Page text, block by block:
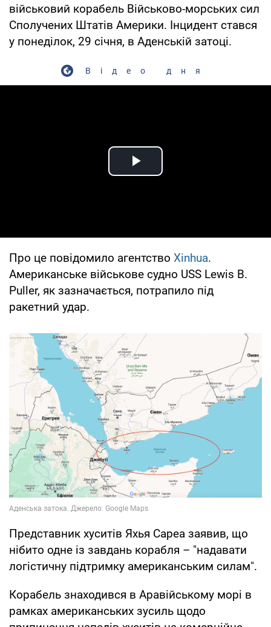
військовий корабель Військово-морських сил
Сполучених Штатів Америки. Інцидент стався
у понеділок, 29 січня, в Аденській затоці.
Відео дня
Play Video
Про це повідомило агентство Xinhua.
Американське військове судно USS Lewis B.
Puller, як зазначається, потрапило під
ракетний удар.
Представник хуситів Яхья Сареа заявив, що
нібито одне із завдань корабля – "надавати
логістичну підтримку американським силам".
Корабель знаходився в Аравійському морі в
рамках американських зусиль щодо